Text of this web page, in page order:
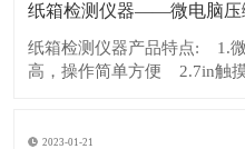
纸箱检测仪器——微电脑压
纸箱检测仪器产品特点: 1.
高，操作简单方便 2.7in触
2023-01-21